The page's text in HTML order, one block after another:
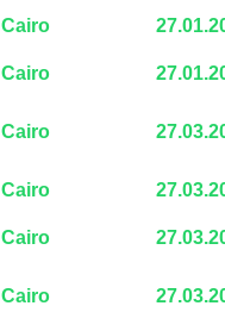
Cairo
Cairo
Cairo
Cairo
Cairo
Cairo